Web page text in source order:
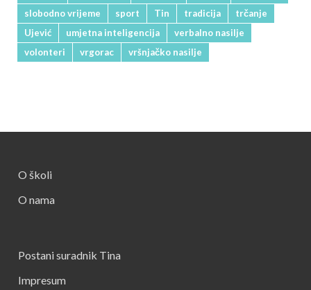
slobodno vrijeme
sport Tin tradicija
trčanje
Ujević
umjetna inteligencija
verbalno nasilje
volonteri
vrgorac vršnjačko nasilje
O školi
O nama
Postani suradnik Tina
Impresum